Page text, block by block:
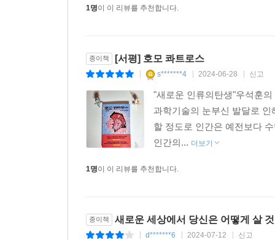
1명이 이 리뷰를 추천합니다.
종이책 [서평] 호모 콰트로스
s*******4 2024-06-28 신고
"새로운 인류의탄생"우석훈
과학기술의 눈부신 발달로
할 정도로 인간은 예전보다
인간의... 더보기
1명이 이 리뷰를 추천합니다.
종이책 새로운 세상에서 당신은 어떻게 살
d*******6 2024-07-12 신고